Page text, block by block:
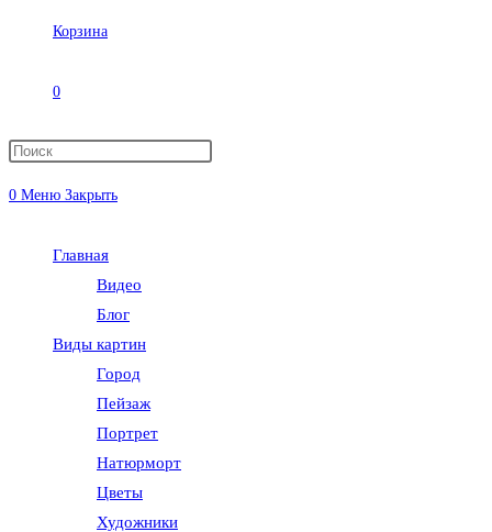
Корзина
0
Переключить
0 Меню Закрыть
Главная
Видео
Блог
Виды картин
Город
Пейзаж
Портрет
Натюрморт
Цветы
Художники